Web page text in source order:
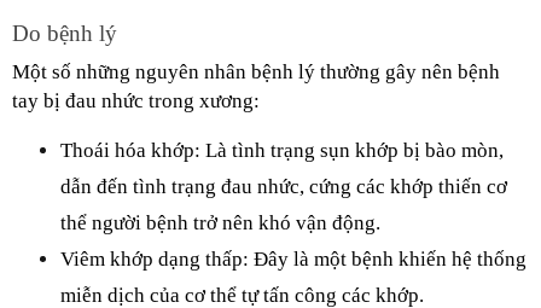
Do bệnh lý
Một số những nguyên nhân bệnh lý thường gây nên bệnh
tay bị đau nhức trong xương:
Thoái hóa khớp: Là tình trạng sụn khớp bị bào mòn,
dẫn đến tình trạng đau nhức, cứng các khớp thiến cơ
thể người bệnh trở nên khó vận động.
Viêm khớp dạng thấp: Đây là một bệnh khiến hệ thống
miễn dịch của cơ thể tự tấn công các khớp.